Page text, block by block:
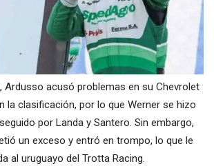
Ardusso acusó problemas en su Chevrolet
la clasificación, por lo que Werner se hizo
por Landa y Santero. Sin embargo,
un exceso y entró en trompo, lo que le
al uruguayo del Trotta Racing.